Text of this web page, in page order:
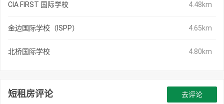
CIA FIRST 国际学校 4.48km
金边国际学校（ISPP） 4.65km
北桥国际学校 4.80km
短租房评论 去评论